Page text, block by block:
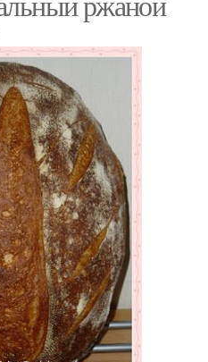
Ароматный хлеб
Бездрожжевой хлеб
Хлеб в мультиварке